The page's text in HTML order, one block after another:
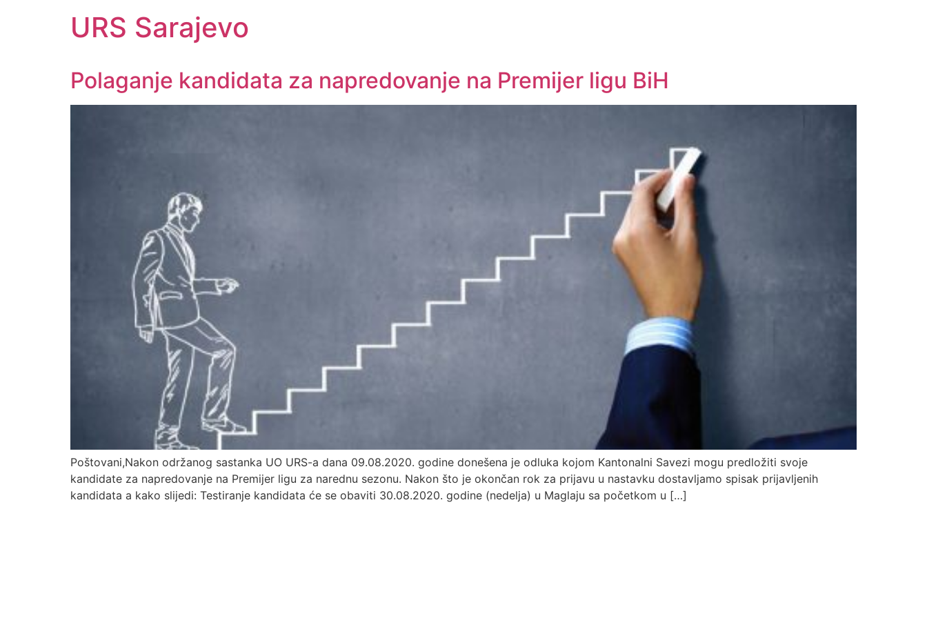
URS Sarajevo
Polaganje kandidata za napredovanje na Premijer ligu BiH
Poštovani,Nakon održanog sastanka UO URS-a dana 09.08.2020. godine donešena je odluka kojom Kantonalni Savezi mogu predložiti svoje
kandidate za napredovanje na Premijer ligu za narednu sezonu. Nakon što je okončan rok za prijavu u nastavku dostavljamo spisak prijavljenih
kandidata a kako slijedi: Testiranje kandidata će se obaviti 30.08.2020. godine (nedelja) u Maglaju sa početkom u […]